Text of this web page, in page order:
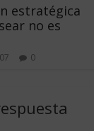
estratégica 
no es
0